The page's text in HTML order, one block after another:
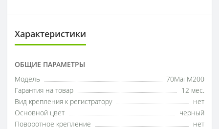
Характеристики
ОБЩИЕ ПАРАМЕТРЫ
Модель
70Mai M200
Гарантия на товар
12 мес.
Вид крепления к регистратору
нет
Основной цвет
черный
Поворотное крепление
нет